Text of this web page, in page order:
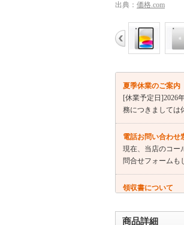
出典： 価格.com
夏季休業のご案内
[休業予定日]2026
務につきましては
電話お問い合わせ
現在、当店のコー
問合せフォームも
領収書について
さい。（商品代引
商品詳細